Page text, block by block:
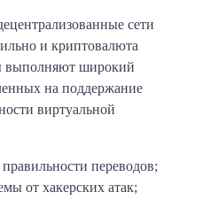
сети
и криптовалюта
выполняют широкий
на поддержание
виртуальной
переводов;
от хакерских атак;